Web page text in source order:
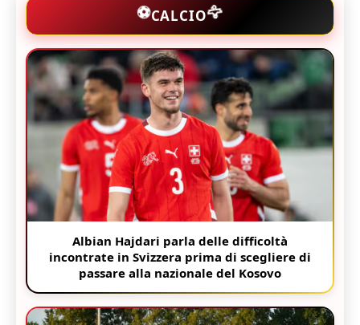
⚽CALCIO🦅
Albian Hajdari parla delle difficoltà
incontrate in Svizzera prima di scegliere di
passare alla nazionale del Kosovo